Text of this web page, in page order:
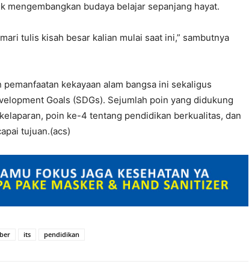
mengembangkan budaya belajar sepanjang hayat.
tulis kisah besar kalian mulai saat ini,” sambutnya
kekayaan alam bangsa ini sekaligus
Goals (SDGs). Sejumlah poin yang didukung
poin ke-4 tentang pendidikan berkualitas, dan
tujuan.(acs)
its pendidikan